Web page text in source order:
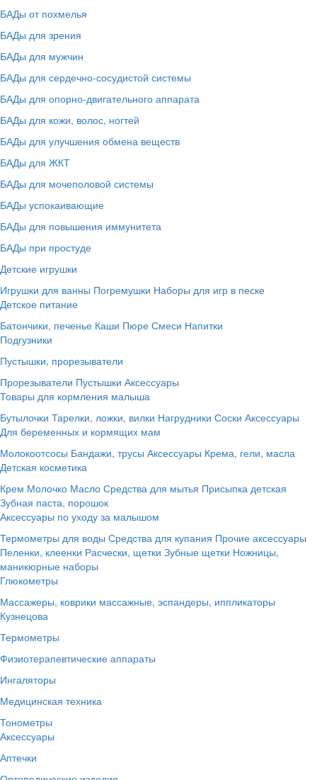
БАДы от похмелья
БАДы для зрения
БАДы для мужчин
БАДы для сердечно-сосудистой системы
БАДы для опорно-двигательного аппарата
БАДы для кожи, волос, ногтей
БАДы для улучшения обмена веществ
БАДы для ЖКТ
БАДы для мочеполовой системы
БАДы успокаивающие
БАДы для повышения иммунитета
БАДы при простуде
Детские игрушки
Игрушки для ванны Погремушки Наборы для игр в песке
Детское питание
Батончики, печенье Каши Пюре Смеси Напитки
Подгузники
Пустышки, прорезыватели
Прорезыватели Пустышки Аксессуары
Товары для кормления малыша
Бутылочки Тарелки, ложки, вилки Нагрудники Соски Аксессуары
Для беременных и кормящих мам
Молокоотсосы Бандажи, трусы Аксессуары Крема, гели, масла
Детская косметика
Крем Молочко Масло Средства для мытья Присыпка детская
Зубная паста, порошок
Аксессуары по уходу за малышом
Термометры для воды Средства для купания Прочие аксессуары
Пеленки, клеенки Расчески, щетки Зубные щетки Ножницы,
маникюрные наборы
Глюкометры
Массажеры, коврики массажные, эспандеры, иппликаторы
Кузнецова
Термометры
Физиотерапевтические аппараты
Ингаляторы
Медицинская техника
Тонометры
Аксессуары
Аптечки